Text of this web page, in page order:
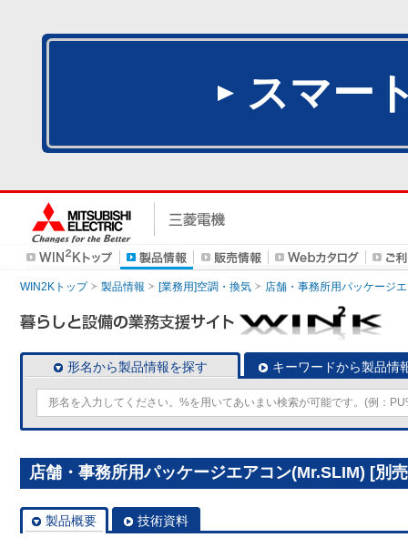
スマー
WIN2Kトップ 製品情報 [業務用]空調・換気 店舗・事務所用パッケージ
形名から製品情報を探す キーワードから製品情
店舗・事務所用パッケージエアコン(Mr.SLIM) [別
製品概要 技術資料